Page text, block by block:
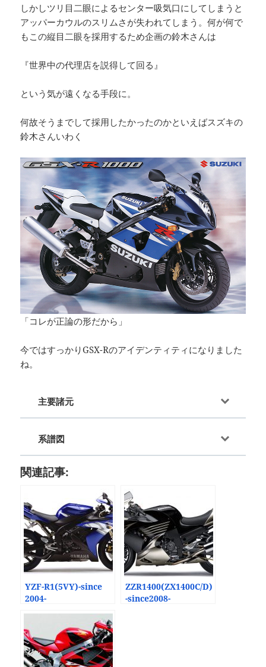
しかしツリ目二眼によるセンター吸気口にしてしまうと
アッパーカウルのスリムさが失われてしまう。何が何で
もこの縦目二眼を採用するため企画の鈴木さんは
『世界中の代理店を説得して回る』
という気が遠くなる手段に。
何故そうまでして採用したかったのかといえばスズキの
鈴木さんいわく
「コレが正論の形だから」
今ではすっかりGSX-Rのアイデンティティになりました
ね。
主要諸元
系譜図
関連記事:
YZF-R1(5VY)-since
2004-
ZZR1400(ZX1400C/D)
-since2008-